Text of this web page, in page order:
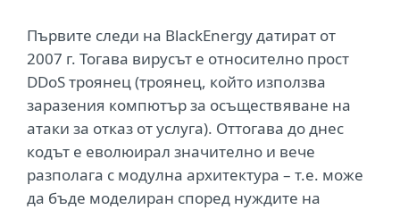
Първите следи на BlackEnergy датират от
2007 г. Тогава вирусът е относително прост
DDoS троянец (троянец, който използва
заразения компютър за осъществяване на
атаки за отказ от услуга). Оттогава до днес
кодът е еволюирал значително и вече
разполага с модулна архитектура – т.е. може
да бъде моделиран според нуждите на